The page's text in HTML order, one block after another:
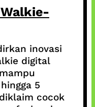
inovasi
digital
5
cocok